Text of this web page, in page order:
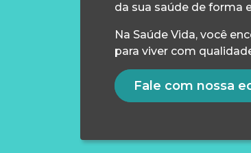
da sua saúde de forma
Na Saúde Vida, você
para viver com
Fale com nossa